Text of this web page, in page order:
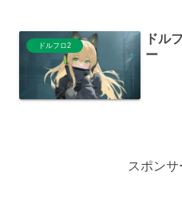
ドルフロ2
ドル
ー
スポンサ